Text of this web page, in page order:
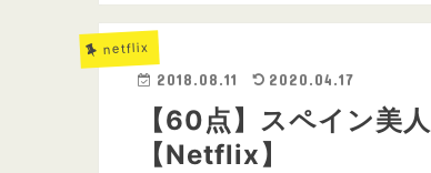
netflix
2018.08.11 2020.04.17
【60点】スペイン美
【Netflix】